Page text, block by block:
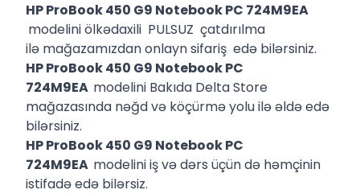
HP ProBook 450 G9 Notebook PC 724M9EA
modelini ölkədaxili PULSUZ çatdırılma
ilə mağazamızdan onlayn sifariş edə bilərsiniz.
HP ProBook 450 G9 Notebook PC
724M9EA modelini Bakıda Delta Store
mağazasında nəğd və köçürmə yolu ilə əldə edə
bilərsiniz.
HP ProBook 450 G9 Notebook PC
724M9EA modelini iş və dərs üçün də həmçinin
istifadə edə bilərsiz.